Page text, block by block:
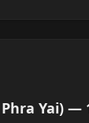
Yai) —